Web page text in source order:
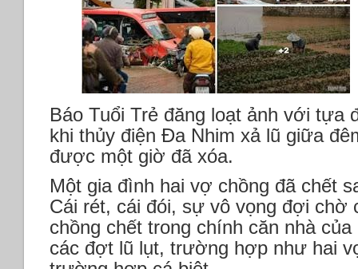
Báo Tuổi Trẻ đăng loạt ảnh với tựa
khi thủy điện Đa Nhim xả lũ giữa
được một giờ đã xóa.
Một gia đình hai vợ chồng đã chết
Cái rét, cái đói, sự vô vọng đợi chờ
chồng chết trong chính căn nhà
các đợt lũ lụt, trường hợp như hai